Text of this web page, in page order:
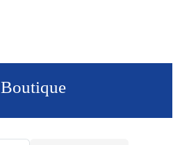
Boutique